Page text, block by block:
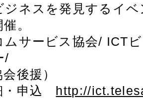
ジネスを発見するイ
。
ムサービス協会/ ICT
/
後援）
・申込 http://